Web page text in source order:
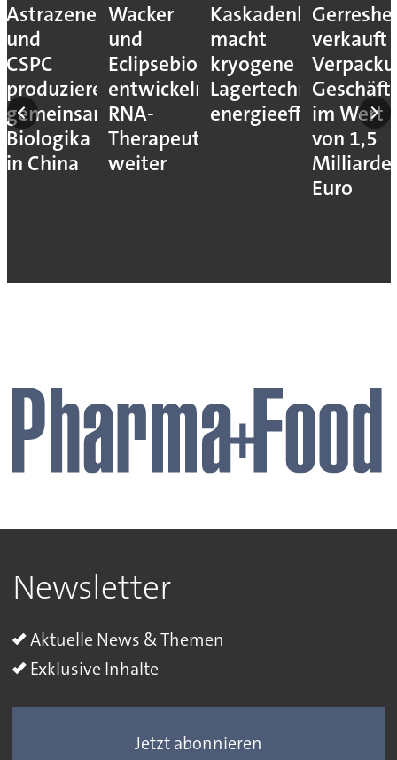
Astrazeneca
und
CSPC
produzieren
gemeinsam
Biologika
in China
Wacker
und
Eclipsebio
entwickeln
RNA-
Therapeutika
weiter
Kaskadenkonzept
macht
kryogene
Lagertechnik
energieeffizienter
verkauft
im Wert
von 1,5
Euro
Newsletter
Aktuelle News & Themen
Exklusive Inhalte
Jetzt abonnieren